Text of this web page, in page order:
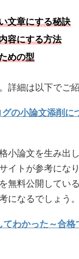
文章にする秘訣
容にする方法
めの型
詳細は以下でご
の小論文添削に
小論文を生み出
イトが参考になり
無料公開してい
になるでしょう。
わかった～合格